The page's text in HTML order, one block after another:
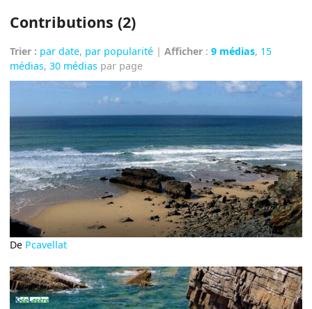
Contributions (2)
Trier : par date, par popularité |Afficher :9 médias, 15
médias,30 médias par page
De Pcavellat